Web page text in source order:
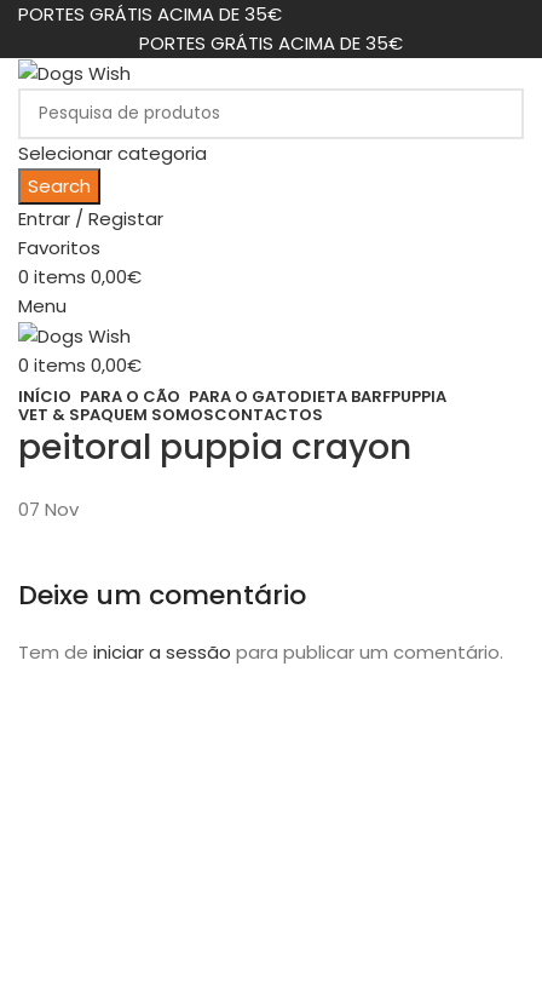
PORTES GRÁTIS ACIMA DE 35€
PORTES GRÁTIS ACIMA DE 35€
Selecionar categoria
Search
Entrar / Registar
Favoritos
0 items 0,00€
Menu
0 items 0,00€
INÍCIO PARA O CÃO PARA O GATODIETA BARFPUPPIA
VET & SPAQUEM SOMOSCONTACTOS
peitoral puppia crayon
07 Nov
Deixe um comentário
Tem de iniciar a sessão para publicar um comentário.